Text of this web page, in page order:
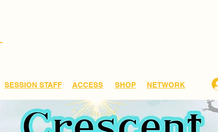
​SESSION STAFF ACCESS SHOP NETWORK